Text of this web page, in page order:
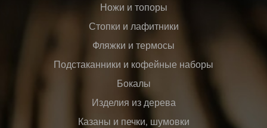
Ножи и топоры
Стопки и лафитники
Фляжки и термосы
Подстаканники и кофейные наборы
Бокалы
Изделия из дерева
Казаны и печки, шумовки